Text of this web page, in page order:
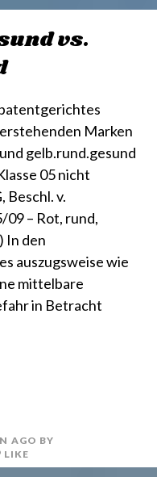
vs.
Marken
gelb.rund.gesund
05 nicht
Beschl. v.
09 – Rot, rund,
In den
auszugsweise wie
mittelbare
in Betracht
AGO BY
LIKE